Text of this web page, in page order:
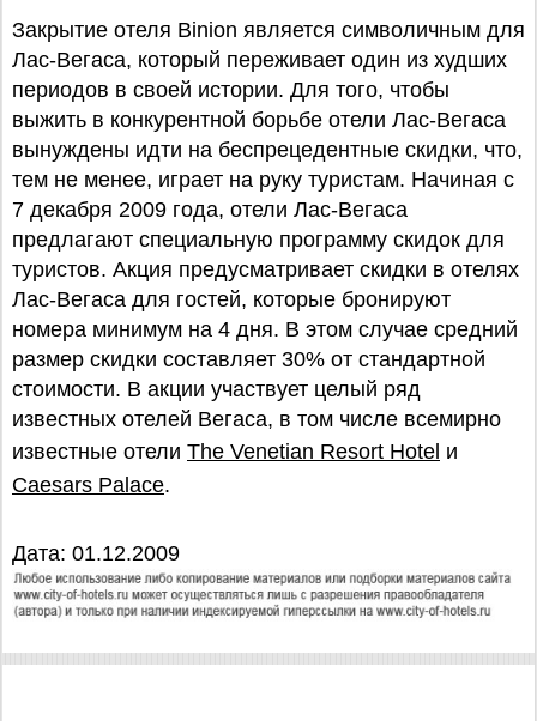
Закрытие отеля Binion является символичным для
Лас-Вегаса, который переживает один из худших
периодов в своей истории. Для того, чтобы
выжить в конкурентной борьбе отели Лас-Вегаса
вынуждены идти на беспрецедентные скидки, что,
тем не менее, играет на руку туристам. Начиная с
7 декабря 2009 года, отели Лас-Вегаса
предлагают специальную программу скидок для
туристов. Акция предусматривает скидки в отелях
Лас-Вегаса для гостей, которые бронируют
номера минимум на 4 дня. В этом случае средний
размер скидки составляет 30% от стандартной
стоимости. В акции участвует целый ряд
известных отелей Вегаса, в том числе всемирно
известные отели The Venetian Resort Hotel и
Caesars Palace.
Дата: 01.12.2009